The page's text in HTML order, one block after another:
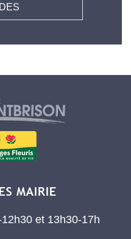
et 13h30-17h